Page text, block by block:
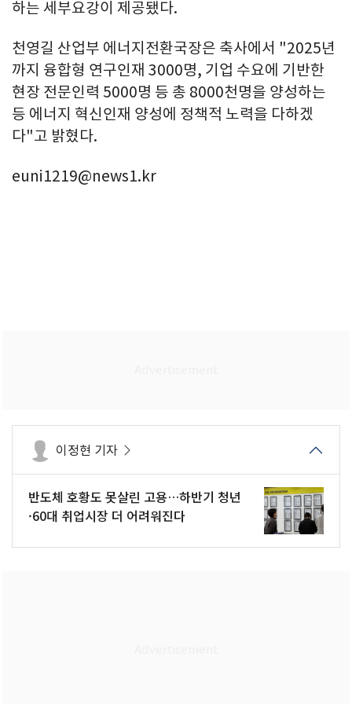
하는 세부요강이 제공됐다.
천영길 산업부 에너지전환국장은 축사에서 "2025년
까지 융합형 연구인재 3000명, 기업 수요에 기반한
현장 전문인력 5000명 등 총 8000천명을 양성하는
등 에너지 혁신인재 양성에 정책적 노력을 다하겠
다"고 밝혔다.
euni1219@news1.kr
이정현 기자
반도체 호황도 못살린 고용…하반기 청년
·60대 취업시장 더 어려워진다